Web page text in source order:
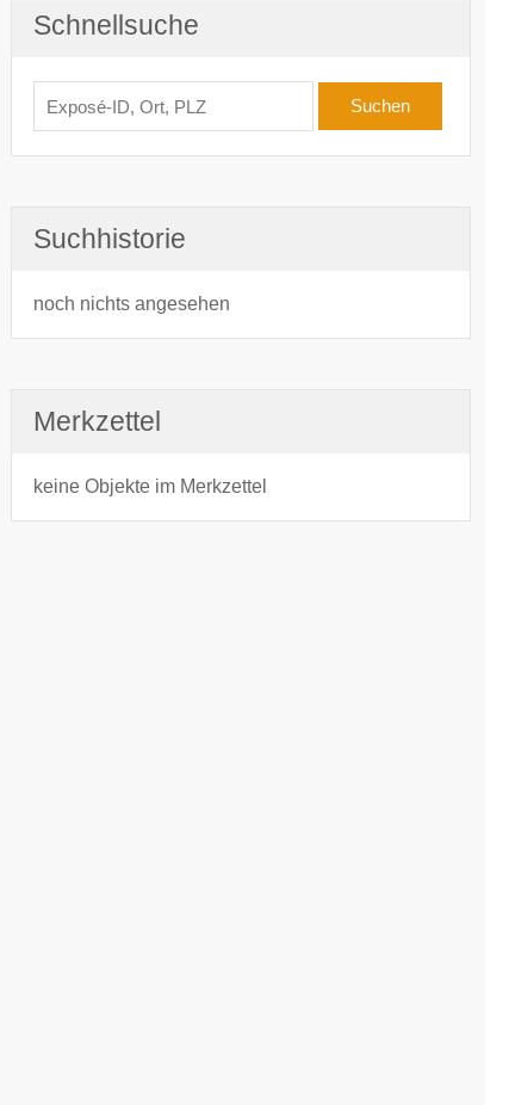
Schnellsuche
Suchhistorie
noch nichts angesehen
Merkzettel
keine Objekte im Merkzettel